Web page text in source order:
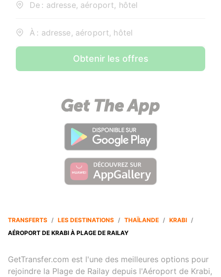
De : adresse, aéroport, hôtel
À : adresse, aéroport, hôtel
Obtenir les offres
TRANSFERTS / LES DESTINATIONS / THAÏLANDE / KRABI /
AÉROPORT DE KRABI À PLAGE DE RAILAY
GetTransfer.com est l'une des meilleures options pour
rejoindre la Plage de Railay depuis l'Aéroport de Krabi,